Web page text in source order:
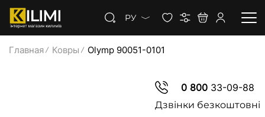
РУ
Главная Ковры Olymp 90051-0101
0 80033-09-88
Дзвінки безкоштовні